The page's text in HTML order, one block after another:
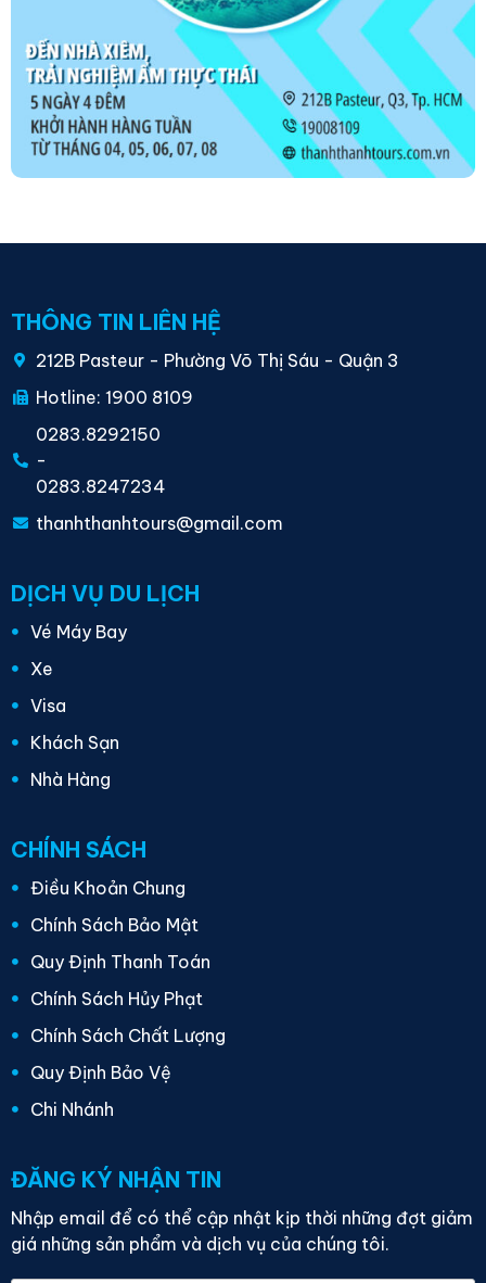
THÔNG TIN LIÊN HỆ
212B Pasteur - Phường Võ Thị Sáu - Quận 3
Hotline: 1900 8109
0283.8292150
-
0283.8247234
thanhthanhtours@gmail.com
DỊCH VỤ DU LỊCH
Vé Máy Bay
Xe
Visa
Khách Sạn
Nhà Hàng
CHÍNH SÁCH
Điều Khoản Chung
Chính Sách Bảo Mật
Quy Định Thanh Toán
Chính Sách Hủy Phạt
Chính Sách Chất Lượng
Quy Định Bảo Vệ
Chi Nhánh
ĐĂNG KÝ NHẬN TIN
Nhập email để có thể cập nhật kịp thời những đợt giảm
giá những sản phẩm và dịch vụ của chúng tôi.